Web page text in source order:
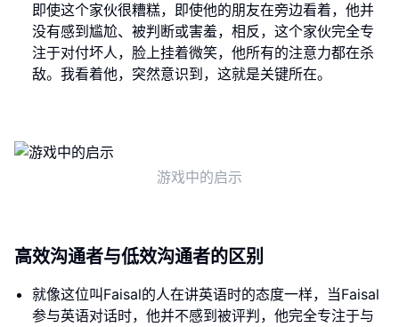
即使这个家伙很糟糕，即使他的朋友在旁边看着，他并
没有感到尴尬、被判断或害羞，相反，这个家伙完全专
注于对付坏人，脸上挂着微笑，他所有的注意力都在杀
敌。我看着他，突然意识到，这就是关键所在。
游戏中的启示
高效沟通者与低效沟通者的区别
就像这位叫Faisal的人在讲英语时的态度一样，当Faisal
参与英语对话时，他并不感到被评判，他完全专注于与